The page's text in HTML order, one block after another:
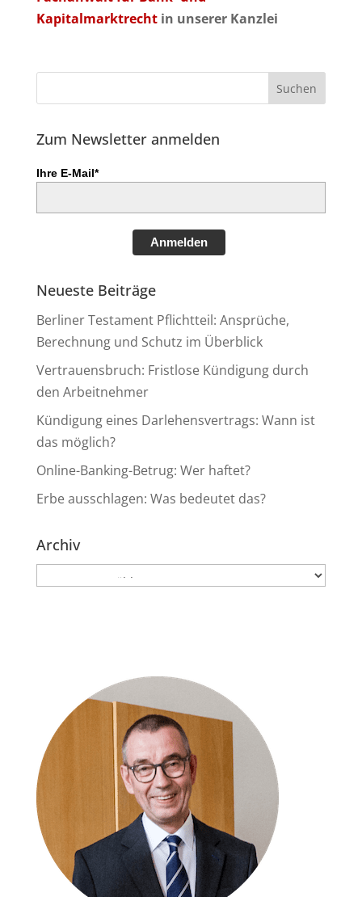
Kapitalmarktrechtin unserer Kanzlei
Zum Newsletter anmelden
Ihre E-Mail*
Anmelden
Neueste Beiträge
Berliner Testament Pflichtteil: Ansprüche,
Berechnung und Schutz im Überblick
Vertrauensbruch: Fristlose Kündigung durch
den Arbeitnehmer
Kündigung eines Darlehensvertrags: Wann ist
das möglich?
Online-Banking-Betrug: Wer haftet?
Erbe ausschlagen: Was bedeutet das?
Archiv